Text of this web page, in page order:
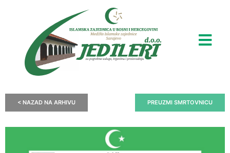
< NAZAD NA ARHIVU PREUZMI SMRTOVNICU